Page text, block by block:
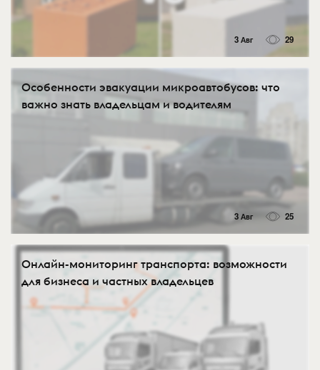
3 Авг 29
Особенности эвакуации микроавтобусов: что
важно знать владельцам и водителям
3 Авг 25
Онлайн-мониторинг транспорта: возможности
для бизнеса и частных владельцев